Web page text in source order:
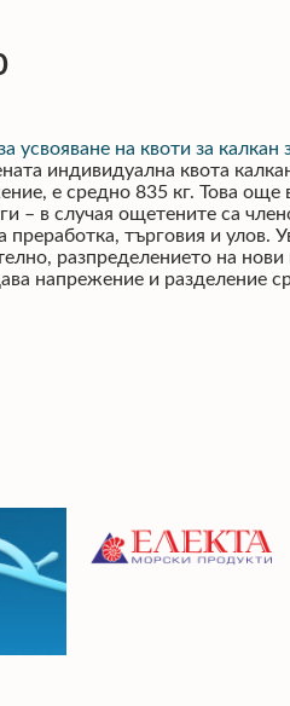
усвояване на квоти за калкан
индивидуална квота
е средно 835 кг. Това
– в случая ощетените са
търговия и
разпределението на
напрежение и разделение